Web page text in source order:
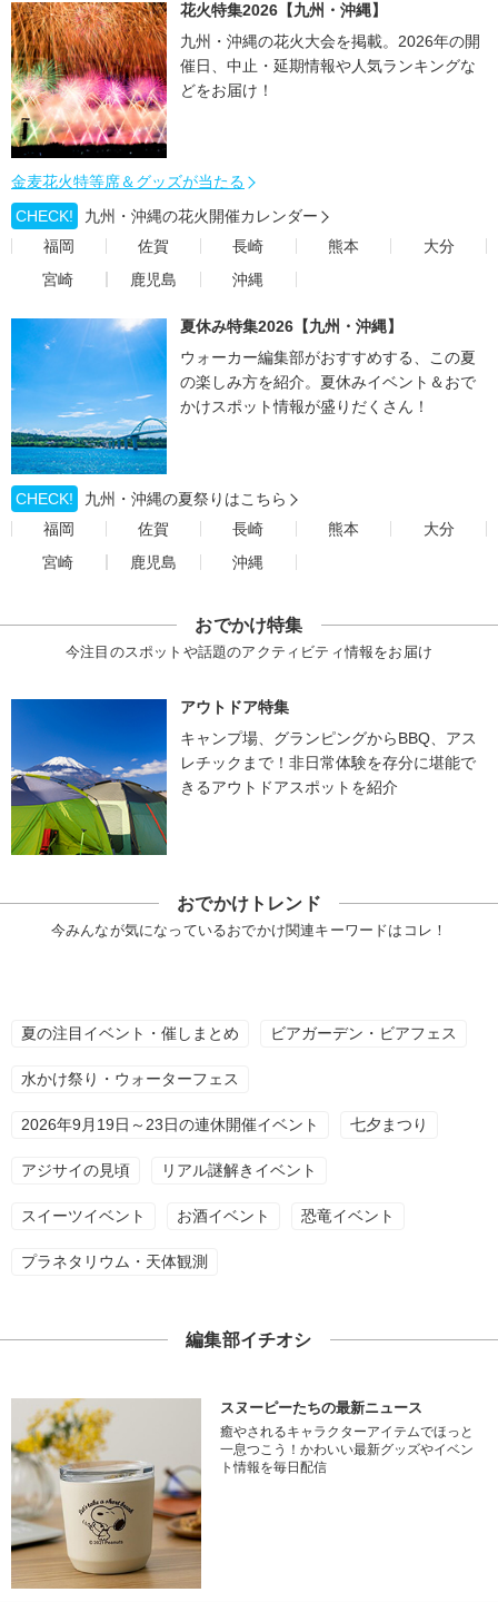
花火特集2026【九州・沖縄】
九州・沖縄の花火大会を掲載。2026年の開
催日、中止・延期情報や人気ランキングな
どをお届け！
金麦花火特等席＆グッズが当たる
CHECK!
九州・沖縄の花火開催カレンダー
福岡
佐賀 長崎 熊本
大分
宮崎
鹿児島 沖縄
夏休み特集2026【九州・沖縄】
ウォーカー編集部がおすすめする、この夏
の楽しみ方を紹介。夏休みイベント＆おで
かけスポット情報が盛りだくさん！
CHECK!
九州・沖縄の夏祭りはこちら
福岡
佐賀 長崎 熊本
大分
宮崎
鹿児島 沖縄
おでかけ特集
今注目のスポットや話題のアクティビティ情報をお届け
アウトドア特集
キャンプ場、グランピングからBBQ、アス
レチックまで！非日常体験を存分に堪能で
きるアウトドアスポットを紹介
おでかけトレンド
今みんなが気になっているおでかけ関連キーワードはコレ！
夏の注目イベント・催しまとめ ビアガーデン・ビアフェス
水かけ祭り・ウォーターフェス
2026年9月19日～23日の連休開催イベント 七夕まつり
アジサイの見頃 リアル謎解きイベント
スイーツイベント お酒イベント 恐竜イベント
プラネタリウム・天体観測
編集部イチオシ
スヌーピーたちの最新ニュース
癒やされるキャラクターアイテムでほっと
一息つこう！かわいい最新グッズやイベン
ト情報を毎日配信